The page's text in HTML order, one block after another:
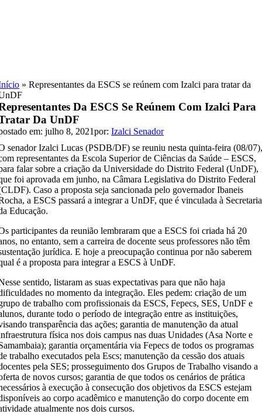
»Representantes da ESCS se reúnem com Izalci para tratar da
Da ESCS Se Reúnem Com Izalci Para
Da UnDF
em: julho 8, 2021por:Izalci Senador
senador Izalci Lucas (PSDB/DF) se reuniu nesta quinta-feira (08/
representantes da Escola Superior de Ciências da Saúde – ESCS,
falar sobre a criação da Universidade do Distrito Federal (UnDF),
foi aprovada em junho, na Câmara Legislativa do Distrito Federal
Caso a proposta seja sancionada pelo governador Ibaneis
a ESCS passará a integrar a UnDF, que é vinculada à Secretaria
Educação.
participantes da reunião lembraram que a ESCS foi criada há 20
no entanto, sem a carreira de docente seus professores não têm
jurídica. E hoje a preocupação continua por não saberem
é a proposta para integrar a ESCS à UnDF.
sentido, listaram as suas expectativas para que não haja
no momento da integração. Eles pedem: criação de um
de trabalho com profissionais da ESCS, Fepecs, SES, UnDF e
durante todo o período de integração entre as instituições,
transparência das ações; garantia de manutenção da atual
física nos dois campus nas duas Unidades (Asa Norte e
garantia orçamentária via Fepecs de todos os programas
trabalho executados pela Escs; manutenção da cessão dos atuais
pela SES; prosseguimento dos Grupos de Trabalho visando a
de novos cursos; garantia de que todos os cenários de prática
à execução à consecução dos objetivos da ESCS estejam
ao corpo acadêmico e manutenção do corpo docente em
atualmente nos dois cursos.